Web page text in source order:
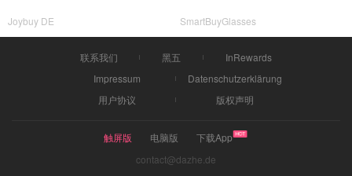
Joybuy DE SmartBuyGlasses
联系我们 黑五
InRewards
Impressum
Datenschutzerklärung
用户协议
版权声明
触屏版 电脑版
下载App
contact@dazhe.de